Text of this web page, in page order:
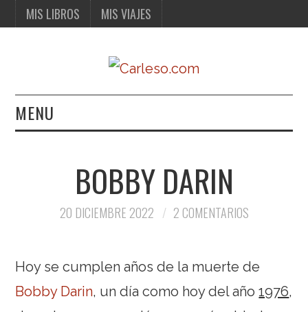
MIS LIBROS MIS VIAJES
MENU
MIS VIAJESBOBBY DARIN
20 DICIEMBRE 2022 2 COMENTARIOS
Hoy se cumplen años de la muerte de
Bobby Darin, un día como hoy del año1976,